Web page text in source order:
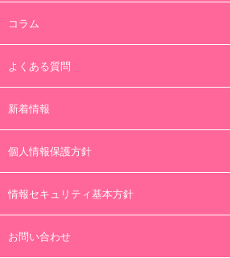
コラム
よくある質問
新着情報
個人情報保護方針
情報セキュリティ基本方針
お問い合わせ